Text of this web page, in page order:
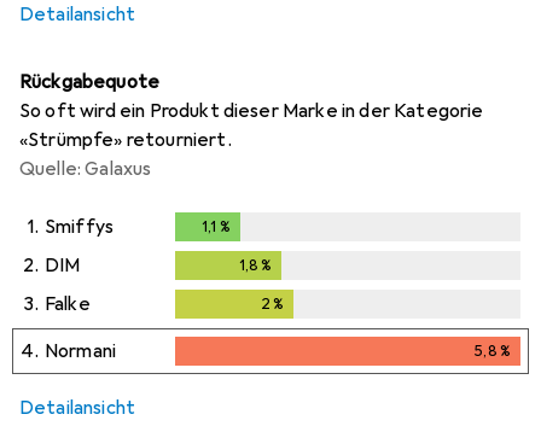
Detailansicht
Rückgabequote
So oft wird ein Produkt dieser Marke in der Kategorie
«Strümpfe» retourniert.
Quelle: Galaxus
1. Smiffys 1,1 %
2. DIM 1,8 %
3. Falke 2 %
4. Normani 5,8%
5,8%
Detailansicht